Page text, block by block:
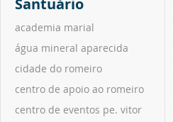
academia marial
água mineral aparecida
cidade do romeiro
centro de apoio ao romeiro
centro de eventos pe. vitor